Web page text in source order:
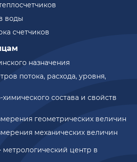
метрологический центр в
воды
счетчиков
назначения
потока, расхода, уровня,
состава и свойств
геометрических величин
механических величин